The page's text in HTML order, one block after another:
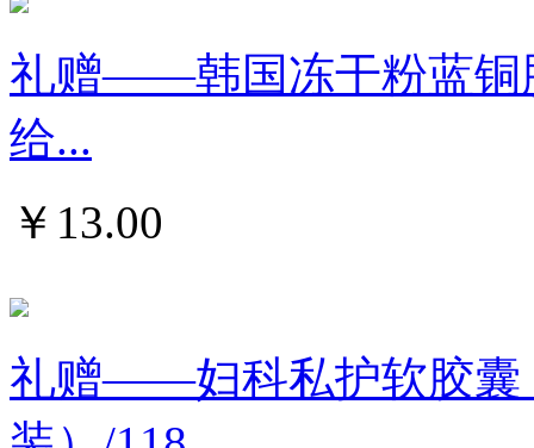
礼赠——韩国冻干粉蓝铜
给...
￥ 13.00
礼赠——妇科私护软胶囊